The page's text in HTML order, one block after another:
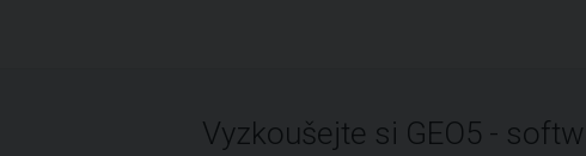
Vyzkoušejte si GEO5 -